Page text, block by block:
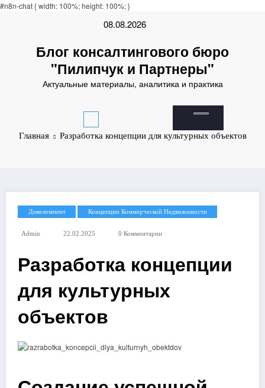
online casinosonline casinosnon gamestop casinos
#n8n-chat { width: 100%; height: 100%; }
08.08.2026
Блог консалтингового бюро
"Пилипчук и Партнеры"
Актуальные материалы, аналитика и практика
Главная Разработка концепции для культурных объектов
Девеломпент Концепции Коммерческой Недвижимости
Admin 22.02.2025 0 Комментарии
Разработка концепции
для культурных
объектов